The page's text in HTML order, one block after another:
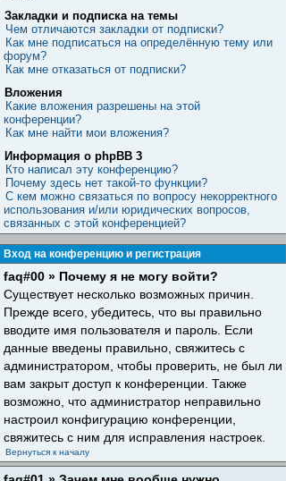
Закладки и подписка на темы
Чем отличаются закладки от подписки?
Как мне подписаться на определённую тему или
форум?
Как мне отказаться от подписки?
Вложения
Какие вложения разрешены на этой
конференции?
Как мне найти мои вложения?
Информация о phpBB 3
Кто написал эту конференцию?
Почему здесь нет такой-то функции?
С кем можно связаться по вопросу некорректного
использования и/или юридических вопросов,
связанных с этой конференцией?
Вход на конференцию и регистрация
faq#00 » Почему я не могу войти?
Существует несколько возможных причин.
Прежде всего, убедитесь, что вы правильно
вводите имя пользователя и пароль. Если
данные введены правильно, свяжитесь с
администратором, чтобы проверить, не был ли
вам закрыт доступ к конференции. Также
возможно, что администратор неправильно
настроил конфигурацию конференции,
свяжитесь с ним для исправления настроек.
Вернуться к началу